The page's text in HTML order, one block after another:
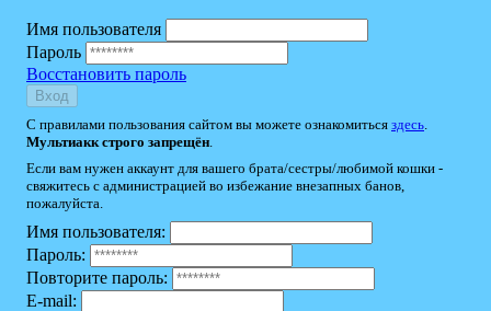
Имя пользователя
Пароль
Восстановить пароль
Вход
С правилами пользования сайтом вы можете ознакомиться здесь
Мультиакк строго запрещён
Если вам нужен аккаунт для вашего брата/сестры/любимой кошки -
свяжитесь с администрацией во избежание внезапных банов,
пожалуйста.
Имя пользователя:
Пароль:
Повторите пароль:
E-mail: